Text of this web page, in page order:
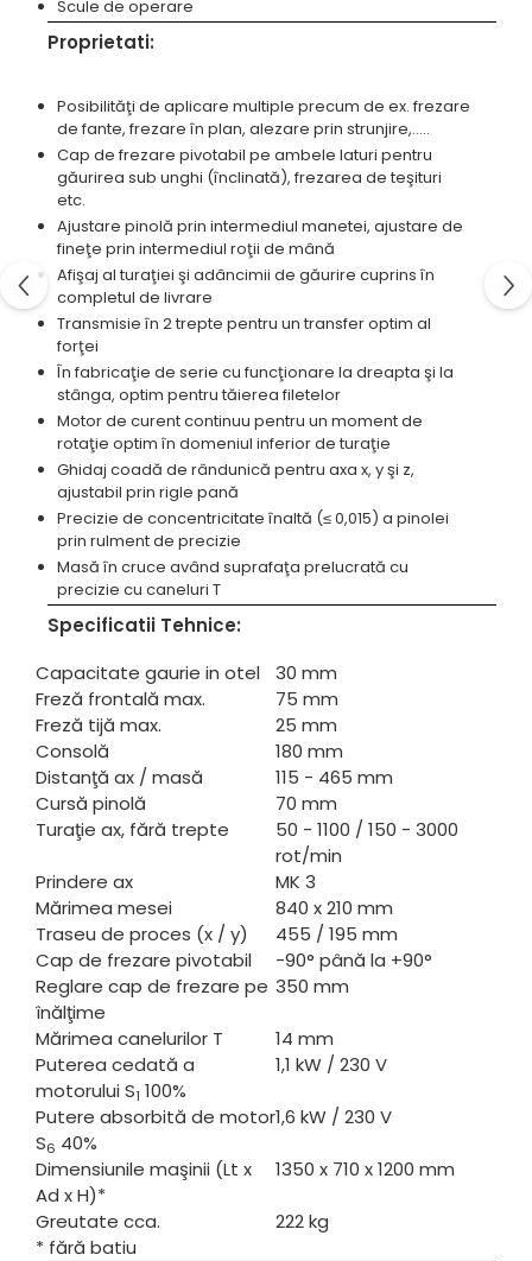
Standuri pentru strunguri metal
Unelte striere
Scule de operare
Proprietati:
Posibilităţi de aplicare multiple precum de ex. frezare
de fante, frezare în plan, alezare prin strunjire,.....
Cap de frezare pivotabil pe ambele laturi pentru
găurirea sub unghi (înclinată), frezarea de teşituri
etc.
Ajustare pinolă prin intermediul manetei, ajustare de
fineţe prin intermediul roţii de mână
Afişaj al turaţiei şi adâncimii de găurire cuprins în
completul de livrare
Transmisie în 2 trepte pentru un transfer optim al
forţei
În fabricaţie de serie cu funcţionare la dreapta şi la
stânga, optim pentru tăierea filetelor
Motor de curent continuu pentru un moment de
rotaţie optim în domeniul inferior de turaţie
Ghidaj coadă de rândunică pentru axa x, y şi z,
ajustabil prin rigle pană
Precizie de concentricitate înaltă (≤ 0,015) a pinolei
prin rulment de precizie
Masă în cruce având suprafaţa prelucrată cu
precizie cu caneluri T
Specificatii Tehnice:
Capacitate gaurie in otel
30 mm
Freză frontală max.
75 mm
Freză tijă max.
25 mm
Consolă
180 mm
Distanţă ax / masă
115 - 465 mm
Cursă pinolă
70 mm
Turaţie ax, fără trepte
50 - 1100 / 150 - 3000
rot/min
Prindere ax
MK 3
Mărimea mesei
840 x 210 mm
Traseu de proces (x / y)
455 / 195 mm
Cap de frezare pivotabil
-90° până la +90°
Reglare cap de frezare pe
înălţime
350 mm
Mărimea canelurilor T
14 mm
Puterea cedată a
motorului S1 100%
1,1 kW / 230 V
Putere absorbită de motor
S6 40%
1,6 kW / 230 V
Dimensiunile maşinii (Lt x
Ad x H)*
1350 x 710 x 1200 mm
Greutate cca.
222 kg
* fără batiu